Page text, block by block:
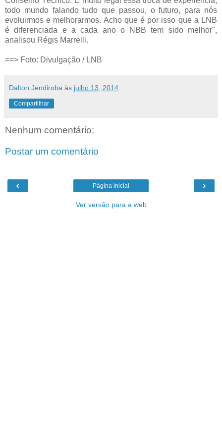
todo mundo falando tudo que passou, o futuro, para nós
evoluirmos e melhorarmos. Acho que é por isso que a LNB
é diferenciada e a cada ano o NBB tem sido melhor",
analisou Régis Marrelli.
==> Foto: Divulgação / LNB
Dalton Jendiroba às julho 13, 2014
Compartilhar
Nenhum comentário:
Postar um comentário
‹ ›
Página inicial
Ver versão para a web